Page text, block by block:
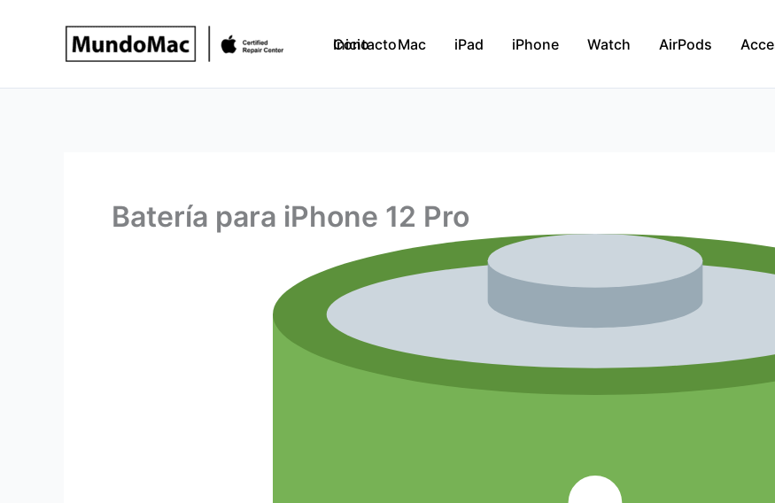
contenido
Inicio Mac iPad iPhone Watch AirPods
Contacto
Batería para iPhone 12 Pro